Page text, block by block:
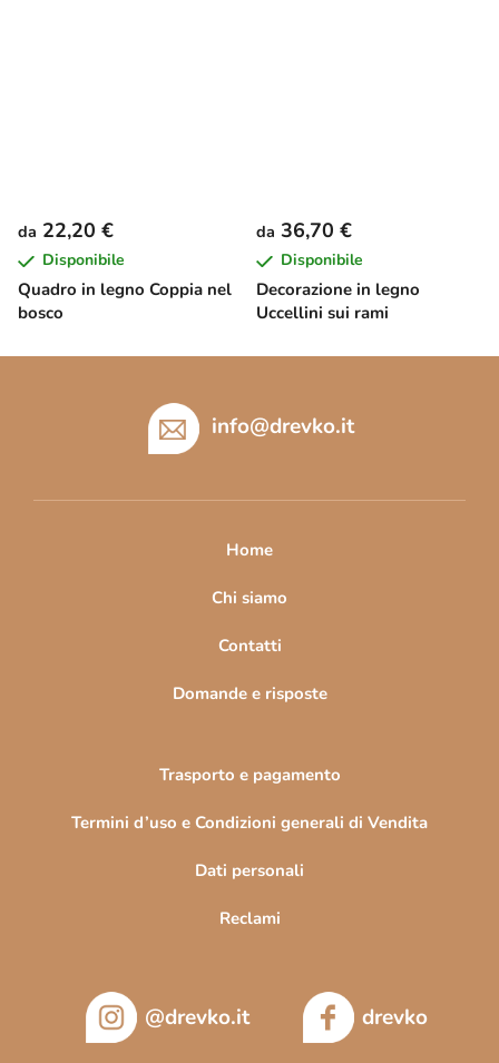
Quadro in legno Coppia nel
bosco
da 22,20 €
Disponibile
Decorazione in legno
Uccellini sui rami
da 36,70 €
Disponibile
info@drevko.it
Home
Chi siamo
Contatti
Domande e risposte
Trasporto e pagamento
Termini d’uso e Condizioni generali di Vendita
Dati personali
Reclami
@drevko.it drevko